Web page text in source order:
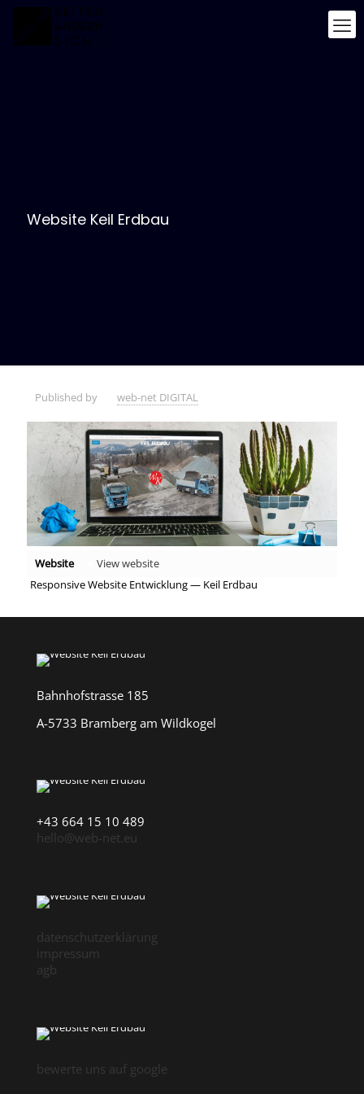
Website Keil Erdbau
Published by web-net DIGITAL
Website
View website
Responsive Website Entwicklung — Keil Erdbau
Bahnhofstrasse 185
A-5733 Bramberg am Wildkogel
+43 664 15 10 489
hello@web-net.eu
datenschutzerklärung
impressum
agb
bewerte uns auf google